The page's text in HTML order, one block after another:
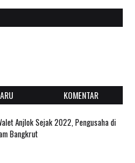
KOMENTAR
Anjlok Sejak 2022, Pengusaha di
Bangkrut